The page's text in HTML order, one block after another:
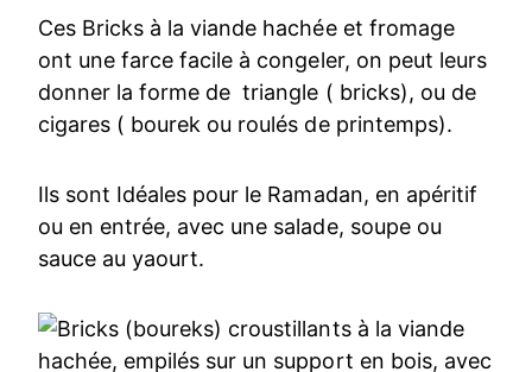
Ces Bricks à la viande hachée et fromage
ont une farce facile à congeler, on peut leurs
donner la forme de triangle ( bricks), ou de
cigares ( bourek ou roulés de printemps).
Ils sont Idéales pour le Ramadan, en apéritif
ou en entrée, avec une salade, soupe ou
sauce au yaourt.